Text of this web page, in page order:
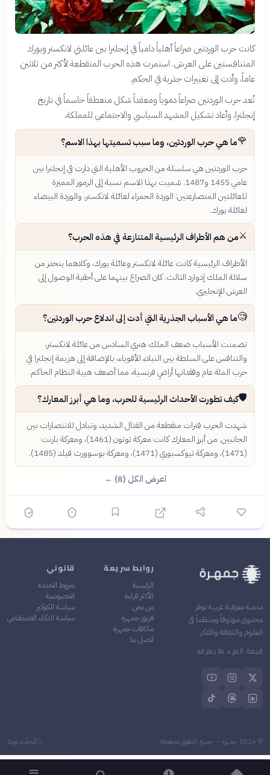
كانت حرب الوردتين صراعاً أهلياً دامياً في إنجلترا بين عائلتي لانكستر ويورك
المتنافستين على العرش. استمرت هذه الحرب المتقطعة لأكثر من ثلاثين
عاماً، وأدت إلى تغييرات جذرية في الحكم.
تُعد حرب الوردتين صراعاً دموياً ومعقداً شكل منعطفاً حاسماً في تاريخ
إنجلترا، وأعاد تشكيل المشهد السياسي والاجتماعي للمملكة.
🌹ما هي حرب الوردتين، وما سبب تسميتها بهذا الاسم؟
حرب الوردتين هي سلسلة من الحروب الأهلية التي دارت في إنجلترا بين
عامي 1455 و1487. سُميت بهذا الاسم نسبة إلى الرموز المميزة
للعائلتين المتصارعتين: الوردة الحمراء لعائلة لانكستر، والوردة البيضاء
لعائلة يورك.
⚔️من هم الأطراف الرئيسية المتنازعة في هذه الحرب؟
الأطراف الرئيسية كانت عائلة لانكستر وعائلة يورك، وكلاهما ينحدر من
سلالة الملك إدوارد الثالث. كان الصراع بينهما على أحقية الوصول إلى
العرش الإنجليزي.
🧐ما هي الأسباب الجذرية التي أدت إلى اندلاع حرب الوردتين؟
تضمنت الأسباب ضعف الملك هنري السادس من عائلة لانكستر،
والتنافس على السلطة بين النبلاء الأقوياء، بالإضافة إلى هزيمة إنجلترا في
حرب المئة عام وفقدانها أراضٍ فرنسية، مما أضعف هيبة النظام الحاكم.
🛡️كيف تطورت الأحداث الرئيسية للحرب، وما هي أبرز المعارك؟
شهدت الحرب فترات متقطعة من القتال الشديد، وتبادل للانتصارات بين
الجانبين. من أبرز المعارك كانت معركة توتون (1461)، ومعركة بارنت
(1471)، ومعركة تيوكسبوري (1471)، ومعركة بوسوورث فيلد (1485).
اعرض الكل (8) ←
منصة معرفية عربية توفر
محتوى موثوقاً ومنظماً في
العلوم والثقافة والفكر
قيمة المرء ما يعرفه
روابط سريعة
الرئيسية
الأكثر قراءة
من نحن
فريق جمهرة
مكافآت جمهرة
اتصل بنا
قانوني
شروط الخدمة
الخصوصية
سياسة الكوكيز
سياسة الذكاء الاصطناعي
©
2026 جمهرة — جميع الحقوق محفوظة مُحدَّث يوميًا